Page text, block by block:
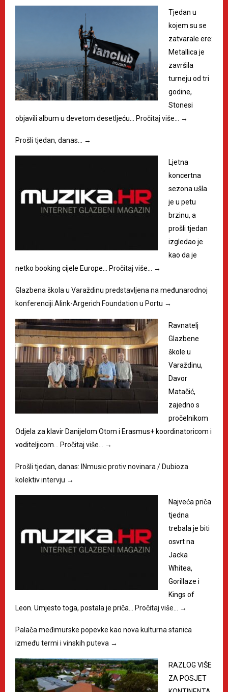
Tjedan u
kojem su se
zatvarale ere:
Metallica je
završila
turneju od tri
godine,
Stonesi
objavili album u devetom desetljeću…
Pročitaj više… →
Prošli tjedan, danas… →
Ljetna
koncertna
sezona ušla
je u petu
brzinu, a
prošli tjedan
izgledao je
kao da je
netko booking cijele Europe…
Pročitaj više… →
Glazbena škola u Varaždinu predstavljena na međunarodnoj
konferenciji Alink-Argerich Foundation u Portu →
Ravnatelj
Glazbene
škole u
Varaždinu,
Davor
Matačić,
zajedno s
pročelnikom
Odjela za klavir Danijelom Otom i Erasmus+ koordinatoricom i
voditeljicom…
Pročitaj više… →
Prošli tjedan, danas: INmusic protiv novinara / Dubioza
kolektiv intervju →
Najveća priča
tjedna
trebala je biti
osvrt na
Jacka
Whitea,
Gorillaze i
Kings of
Leon. Umjesto toga, postala je priča…
Pročitaj više… →
Palača međimurske popevke kao nova kulturna stanica
između termi i vinskih puteva →
RAZLOG VIŠE
ZA POSJET